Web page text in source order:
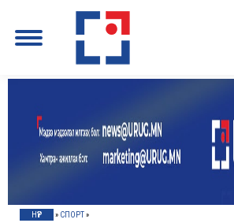
НҮҮР » СПОРТ»